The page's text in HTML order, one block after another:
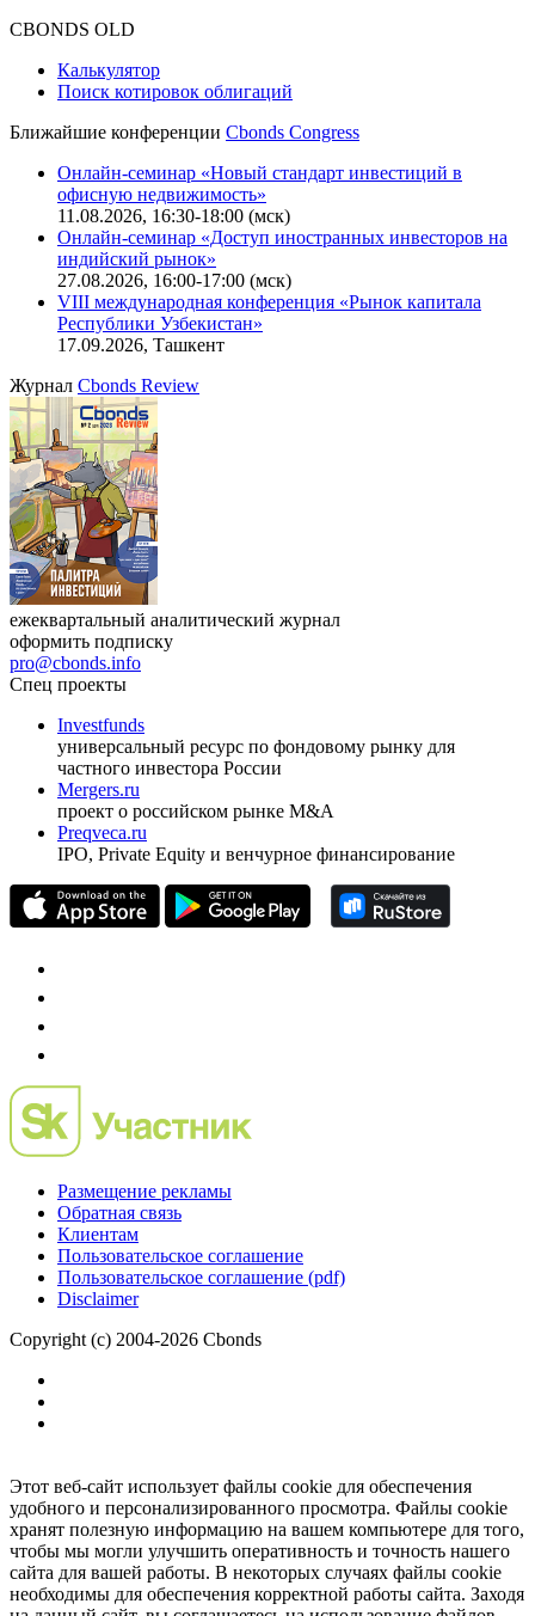
CBONDS OLD
Калькулятор
Поиск котировок облигаций
Ближайшие конференции Cbonds Congress
Онлайн-семинар «Новый стандарт инвестиций в
офисную недвижимость»
11.08.2026, 16:30-18:00 (мск)
Онлайн-семинар «Доступ иностранных инвесторов на
индийский рынок»
27.08.2026, 16:00-17:00 (мск)
VIII международная конференция «Рынок капитала
Республики Узбекистан»
17.09.2026, Ташкент
Журнал Cbonds Review
ежеквартальный аналитический журнал
оформить подписку
pro@cbonds.info
Спец проекты
Investfunds
универсальный ресурс по фондовому рынку для
частного инвестора России
Mergers.ru
проект о российском рынке M&A
Preqveca.ru
IPO, Private Equity и венчурное финансирование
Размещение рекламы
Обратная связь
Клиентам
Пользовательское соглашение
Пользовательское соглашение (pdf)
Disclaimer
Copyright (c) 2004-2026 Cbonds
Этот веб-сайт использует файлы cookie для обеспечения
удобного и персонализированного просмотра. Файлы cookie
хранят полезную информацию на вашем компьютере для того,
чтобы мы могли улучшить оперативность и точность нашего
сайта для вашей работы. В некоторых случаях файлы cookie
необходимы для обеспечения корректной работы сайта. Заходя